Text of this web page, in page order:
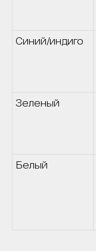
Синий/индиго
Зеленый
Белый